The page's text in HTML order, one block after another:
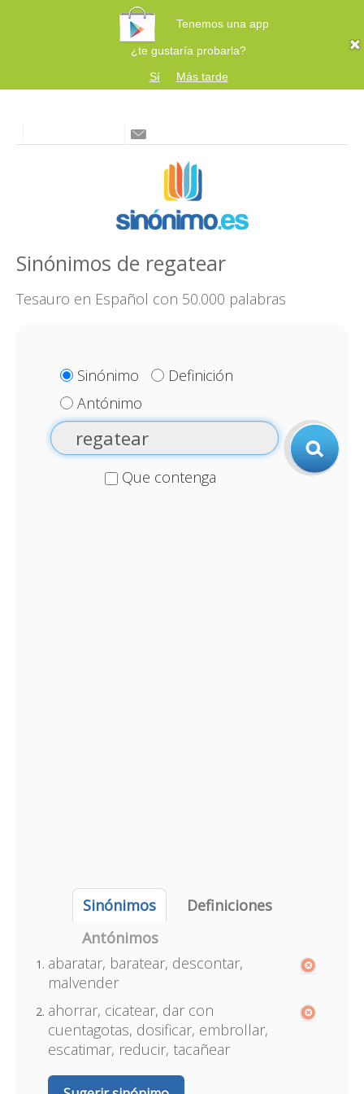
Tenemos una app
¿te gustaría probarla?
Sí
Más tarde
Sinónimos de regatear
Tesauro en Español con 50.000 palabras
Sinónimo
Definición
Antónimo
Que contenga
Sinónimos
Definiciones
Antónimos
abaratar, baratear, descontar,
malvender
ahorrar, cicatear, dar con
cuentagotas, dosificar, embrollar,
escatimar, reducir, tacañear